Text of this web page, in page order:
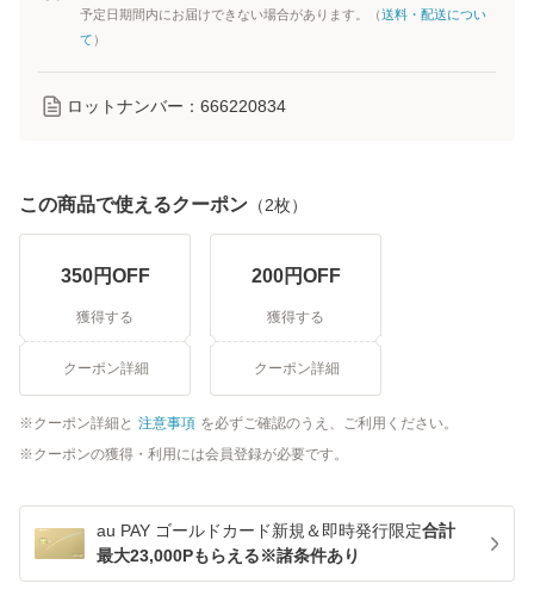
予定日期間内にお届けできない場合があります。（送料・配送につい
て ）
ロットナンバー： 666220834
この商品で使えるクーポン （2枚）
350円OFF
獲得する
クーポン詳細
200円OFF
獲得する
クーポン詳細
クーポン詳細と 注意事項 を必ずご確認のうえ、ご利用ください。
クーポンの獲得・利用には会員登録が必要です。
au PAY ゴールドカード新規＆即時発行限定合計
最大23,000Pもらえる※諸条件あり